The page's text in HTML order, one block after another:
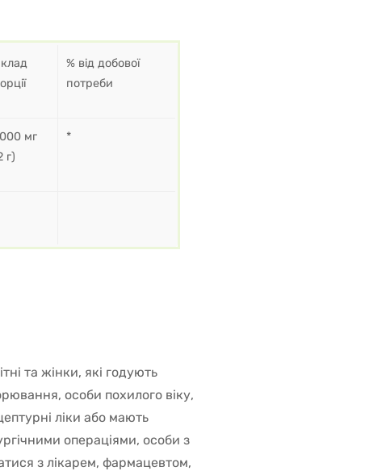
% від добової
потреби
мг
г)
*
та жінки, які годують
особи похилого віку,
ліки або мають
операціями, особи з
з лікарем, фармацевтом,